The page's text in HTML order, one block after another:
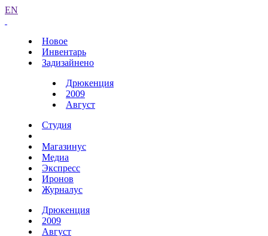
EN
Новое
Инвентарь
Задизайнено
Дрюкенция
2009
Август
Студия
Магазинус
Медиа
Экспресс
Иронов
Журналус
Дрюкенция
2009
Август